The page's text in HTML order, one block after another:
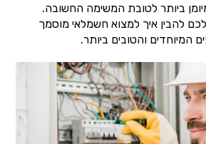
ביותר לטובת המשימה החשובה.
להבין איך למצוא חשמלאי מוסמך
המיוחדים והטובים ביותר.